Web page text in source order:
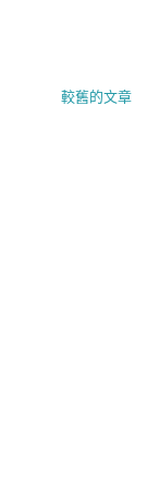
較舊的文章